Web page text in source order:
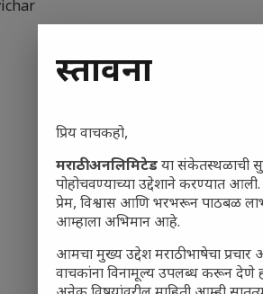
प्रस्तावना
प्रिय वाचकहो,
मराठी अनलिमिटेडया संकेतस्थळाची
पोहोचवण्याच्या उद्देशाने करण्यात आली.
प्रेम, विश्वास आणि भरभरून पाठबळ
आम्हाला अभिमान आहे.
आमचा मुख्य उद्देश मराठी भाषेचा
वाचकांना विनामूल्य उपलब्ध करून देणे